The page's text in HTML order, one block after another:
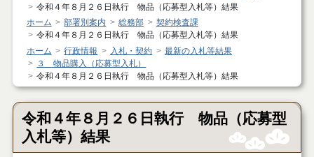
令和４年８月２６日執行 物品（応募型入札等）結果
ホーム
部署別案内 総務部
契約検査課
令和４年８月２６日執行 物品（応募型入札等）結果
ホーム
行政情報 入札・契約
最新の入札等結果
３ 物品購入（応募型入札）
令和４年８月２６日執行 物品（応募型入札等）結果
令和４年８月２６日執行 物品（応募型
入札等）結果